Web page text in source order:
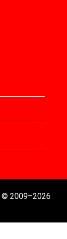
© 2009–2026